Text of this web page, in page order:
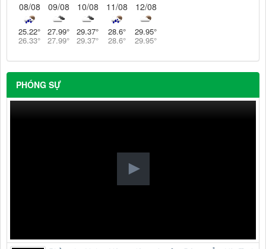
08/08
25.22°
26.33°
09/08
27.99°
27.99°
10/08
29.37°
29.37°
11/08
28.6°
28.6°
12/08
29.95°
29.95°
PHÓNG SỰ